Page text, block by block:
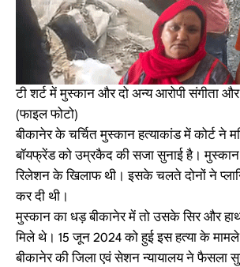
टी शर्ट में मुस्कान और दो अन्य आरोपी संगीता
(फाइल फोटो)
बीकानेर के चर्चित मुस्कान हत्याकांड में कोर्ट ने
बॉयफ्रेंड को उम्रकैद की सजा सुनाई है। मुस्कान
रिलेशन के खिलाफ थी। इसके चलते दोनों ने
कर दी थी।
मुस्कान का धड़ बीकानेर में तो उसके सिर और
मिले थे। 15 जून 2024 को हुई इस हत्या के मामले
बीकानेर की जिला एवं सेशन न्यायालय ने फैसला